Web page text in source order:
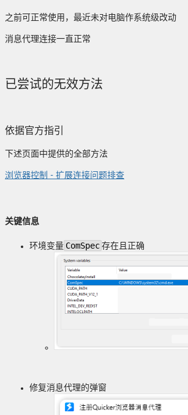
之前可正常使用，最近未对电脑作系统级改动
消息代理连接一直正常
已尝试的无效方法
依据官方指引
下述页面中提供的全部方法
浏览器控制 - 扩展连接问题排查
关键信息
环境变量 ComSpec 存在且正确
修复消息代理的弹窗